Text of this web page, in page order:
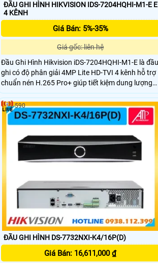
ĐẦU GHI HÌNH HIKVISION IDS-7204HQHI-M1-E E
4 KÊNH
Giá Bán: 5%-35%
Giá gốc: liên hệ
Đầu Ghi Hình Hikvision iDS-7204HQHI-M1-E là đầu
ghi có độ phân giải 4MP Lite HD-TVI 4 kênh hỗ trợ
chuẩn nén H.265 Pro+ giúp tiết kiệm dung lượng
lưu trữ. Tích hợp công nghệ AcuSense phân biệt
người và xe, giảm báo động giả.Hỗ trợ 1 khe cắm
cứng lên đến 10TB.
ĐẦU GHI HÌNH DS-7732NXI-K4/16P(D)
Giá Bán: 16,611,000 ₫
590